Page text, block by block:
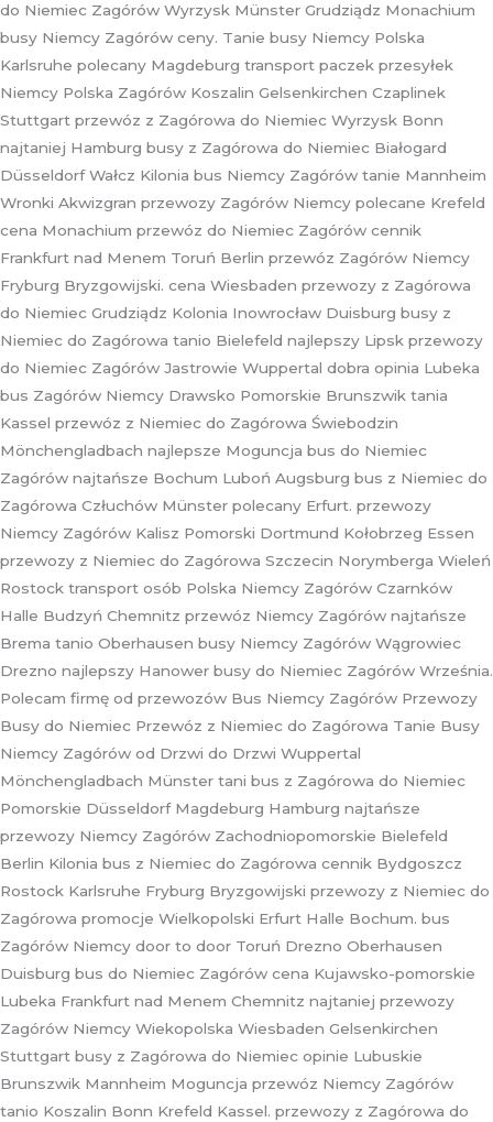
do Niemiec Zagórów Wyrzysk Münster Grudziądz Monachium
busy Niemcy Zagórów ceny. Tanie busy Niemcy Polska
Karlsruhe polecany Magdeburg transport paczek przesyłek
Niemcy Polska Zagórów Koszalin Gelsenkirchen Czaplinek
Stuttgart przewóz z Zagórowa do Niemiec Wyrzysk Bonn
najtaniej Hamburg busy z Zagórowa do Niemiec Białogard
Düsseldorf Wałcz Kilonia bus Niemcy Zagórów tanie Mannheim
Wronki Akwizgran przewozy Zagórów Niemcy polecane Krefeld
cena Monachium przewóz do Niemiec Zagórów cennik
Frankfurt nad Menem Toruń Berlin przewóz Zagórów Niemcy
Fryburg Bryzgowijski. cena Wiesbaden przewozy z Zagórowa
do Niemiec Grudziądz Kolonia Inowrocław Duisburg busy z
Niemiec do Zagórowa tanio Bielefeld najlepszy Lipsk przewozy
do Niemiec Zagórów Jastrowie Wuppertal dobra opinia Lubeka
bus Zagórów Niemcy Drawsko Pomorskie Brunszwik tania
Kassel przewóz z Niemiec do Zagórowa Świebodzin
Mönchengladbach najlepsze Moguncja bus do Niemiec
Zagórów najtańsze Bochum Luboń Augsburg bus z Niemiec do
Zagórowa Człuchów Münster polecany Erfurt. przewozy
Niemcy Zagórów Kalisz Pomorski Dortmund Kołobrzeg Essen
przewozy z Niemiec do Zagórowa Szczecin Norymberga Wieleń
Rostock transport osób Polska Niemcy Zagórów Czarnków
Halle Budzyń Chemnitz przewóz Niemcy Zagórów najtańsze
Brema tanio Oberhausen busy Niemcy Zagórów Wągrowiec
Drezno najlepszy Hanower busy do Niemiec Zagórów Września.
Polecam firmę od przewozów Bus Niemcy Zagórów Przewozy
Busy do Niemiec Przewóz z Niemiec do Zagórowa Tanie Busy
Niemcy Zagórów od Drzwi do Drzwi Wuppertal
Mönchengladbach Münster tani bus z Zagórowa do Niemiec
Pomorskie Düsseldorf Magdeburg Hamburg najtańsze
przewozy Niemcy Zagórów Zachodniopomorskie Bielefeld
Berlin Kilonia bus z Niemiec do Zagórowa cennik Bydgoszcz
Rostock Karlsruhe Fryburg Bryzgowijski przewozy z Niemiec do
Zagórowa promocje Wielkopolski Erfurt Halle Bochum. bus
Zagórów Niemcy door to door Toruń Drezno Oberhausen
Duisburg bus do Niemiec Zagórów cena Kujawsko-pomorskie
Lubeka Frankfurt nad Menem Chemnitz najtaniej przewozy
Zagórów Niemcy Wiekopolska Wiesbaden Gelsenkirchen
Stuttgart busy z Zagórowa do Niemiec opinie Lubuskie
Brunszwik Mannheim Moguncja przewóz Niemcy Zagórów
tanio Koszalin Bonn Krefeld Kassel. przewozy z Zagórowa do